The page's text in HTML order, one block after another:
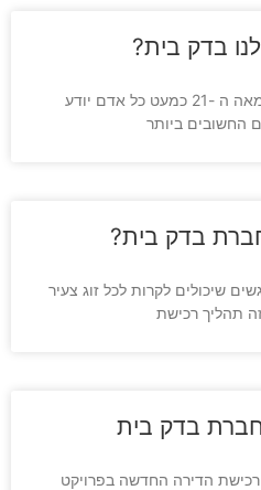
בדק בית?
היום בעשור השלישי של המאה ה -21 כמעט כל אדם יודע
החשובים ביותר
בדק בית?
שיכולים לקרות לכל זוג צעיר
תהליך רכישת
חברת בדק בית
הדירה החדשה בפרויקט